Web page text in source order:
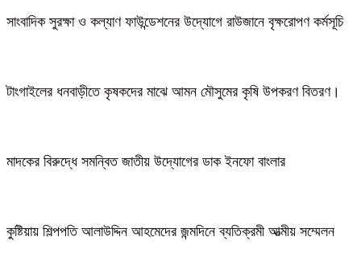
সাংবাদিক সুরক্ষা ও কল্যাণ ফাউন্ডেশনের উদ্যোগে রাউজানে বৃক্ষরোপণ কর্মসূচি
টাংগাইলের ধনবাড়ীতে কৃষকদের মাঝে আমন মৌসুমের কৃষি উপকরণ বিতরণ।
মাদকের বিরুদ্ধে সমন্বিত জাতীয় উদ্যোগের ডাক ইনফো বাংলার
কুষ্টিয়ায় শিল্পপতি আলাউদ্দিন আহমেদের জন্মদিনে ব্যতিক্রমী আত্মীয় সম্মেলন